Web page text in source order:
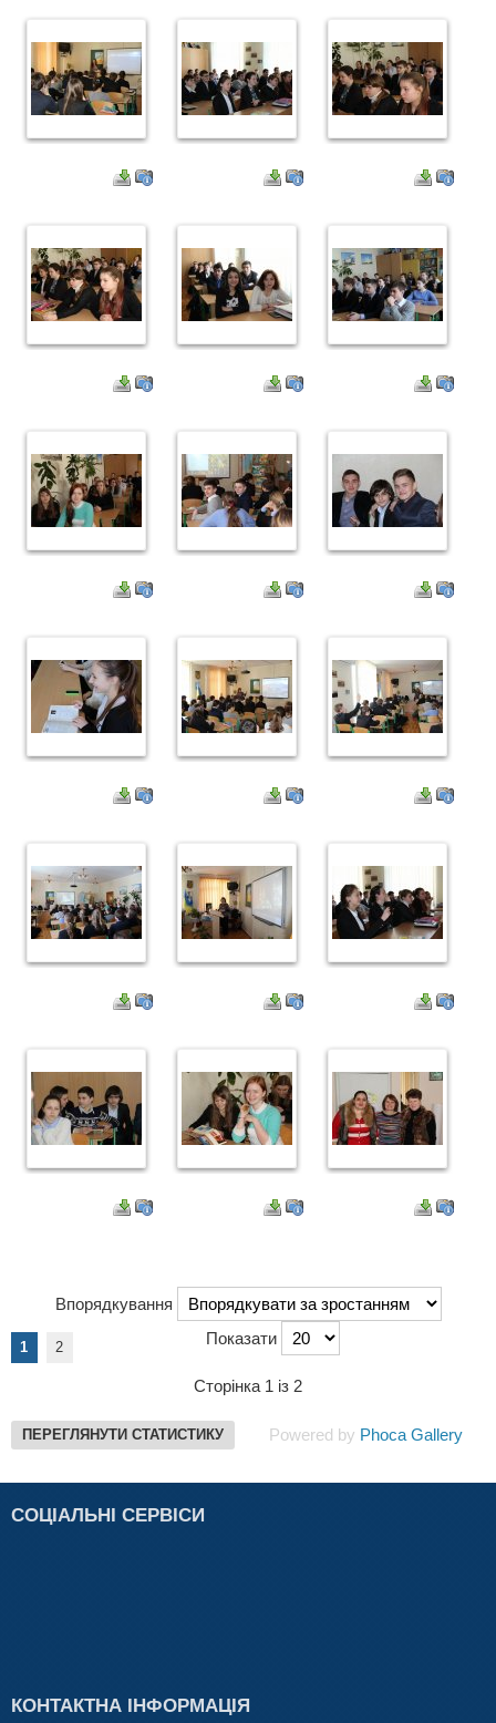
Впорядкування
Показати
1 2
Сторінка 1 із 2
ПЕРЕГЛЯНУТИ СТАТИСТИКУ Powered by Phoca Gallery
СОЦІАЛЬНІ СЕРВІСИ
КОНТАКТНА ІНФОРМАЦІЯ